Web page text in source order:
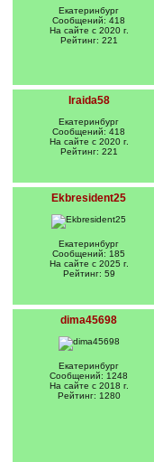
Екатеринбург
Сообщений: 418
На сайте с 2020 г.
Рейтинг: 221
Iraida58
Екатеринбург
Сообщений: 418
На сайте с 2020 г.
Рейтинг: 221
Ekbresident25
Екатеринбург
Сообщений: 185
На сайте с 2025 г.
Рейтинг: 59
dima45698
Екатеринбург
Сообщений: 1248
На сайте с 2018 г.
Рейтинг: 1280